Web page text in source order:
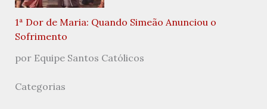
1ª Dor de Maria: Quando Simeão Anunciou o
Sofrimento
por Equipe Santos Católicos
Categorias